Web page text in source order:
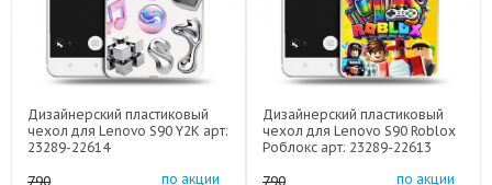
Дизайнерский пластиковый
чехол для Lenovo S90 Y2K арт:
23289-22614
790 по акции
Дизайнерский пластиковый
чехол для Lenovo S90 Roblox
Роблокс арт: 23289-22613
790 по акции